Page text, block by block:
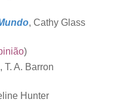
, Cathy Glass
)
, T. A. Barron
Hunter